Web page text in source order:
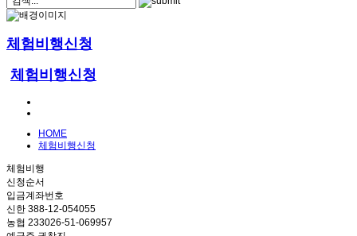
체험비행신청
체험비행신청
HOME
체험비행신청
체험비행
신청순서
입금계좌번호
신한 388-12-054055
농협 233026-51-069957